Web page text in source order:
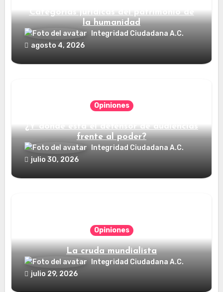
Categorías jurídicas del patrimonio de
la humanidad
Integridad Ciudadana A.C.
agosto 4, 2026
Opiniones
¿Y dónde está el defensor de audiencias
frente al poder?
Integridad Ciudadana A.C.
julio 30, 2026
Opiniones
La cruda mundialista
Integridad Ciudadana A.C.
julio 29, 2026